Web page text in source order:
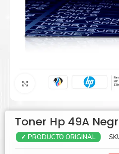
Agrandar
Toner Hp 49A
✓ PRODUCTO ORIGINAL